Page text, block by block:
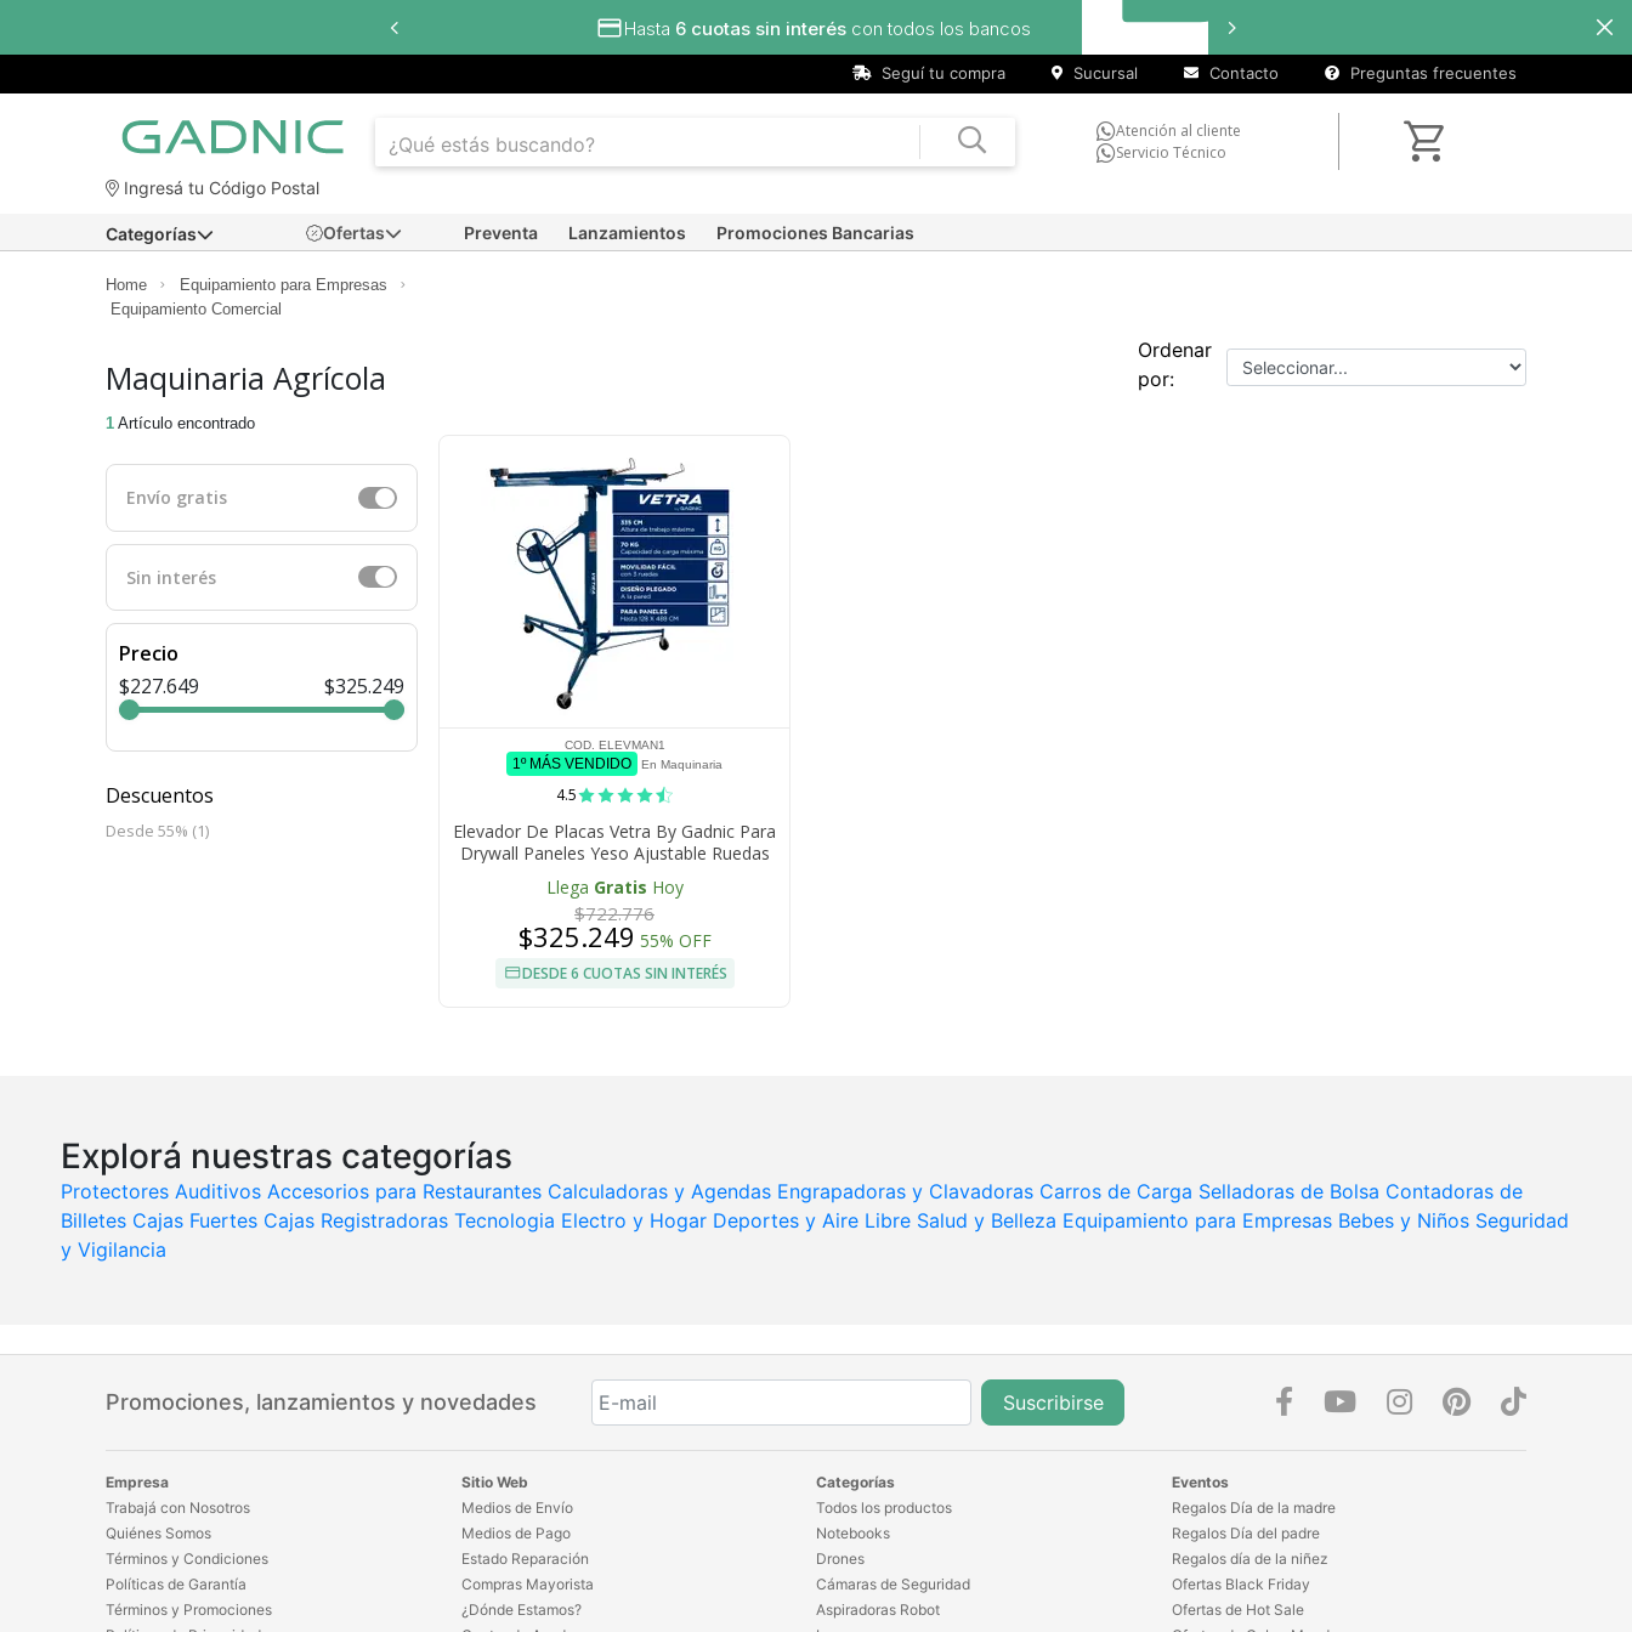
Hasta 6 cuotas sin interés con todos los bancos
Seguí tu compra Sucursal Contacto Preguntas frecuentes
Atención al cliente
Servicio Técnico
Ingresá tu Código Postal
Ofertas Preventa Lanzamientos Promociones Bancarias
Categorías
Home
Equipamiento para Empresas
Equipamiento Comercial
Maquinaria Agrícola
1 Artículo encontrado
Envío gratis
Sin interés
Precio
$227.649
$325.249
Descuentos
Desde 55% (1)
Ordenar
por:
COD. ELEVMAN1
1º MÁS VENDIDO En Maquinaria
4.5
Elevador De Placas Vetra By Gadnic Para
Drywall Paneles Yeso Ajustable Ruedas
Llega Gratis Hoy
$722.776
$325.249 55% OFF
DESDE 6 CUOTAS SIN INTERÉS
Explorá nuestras categorías
Protectores Auditivos Accesorios para Restaurantes Calculadoras y Agendas Engrapadoras y Clavadoras Carros de Carga Selladoras de Bolsa Contadoras de
Billetes Cajas Fuertes Cajas Registradoras Tecnologia Electro y Hogar Deportes y Aire Libre Salud y Belleza Equipamiento para Empresas Bebes y Niños Seguridad
y Vigilancia
Promociones, lanzamientos y novedades Suscribirse
Empresa
Trabajá con Nosotros
Quiénes Somos
Términos y Condiciones
Políticas de Garantía
Términos y Promociones
Sitio Web
Medios de Envío
Medios de Pago
Estado Reparación
Compras Mayorista
¿Dónde Estamos?
Categorías
Todos los productos
Notebooks
Drones
Cámaras de Seguridad
Aspiradoras Robot
Eventos
Regalos Día de la madre
Regalos Día del padre
Regalos día de la niñez
Ofertas Black Friday
Ofertas de Hot Sale